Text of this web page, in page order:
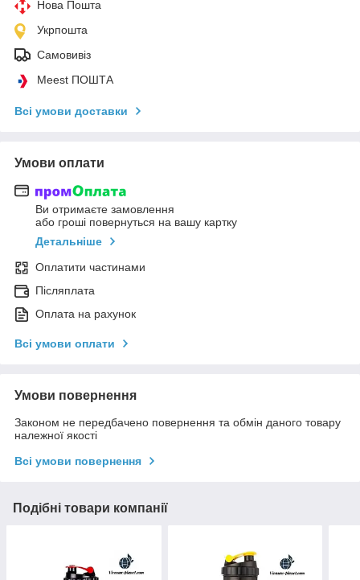
Нова Пошта
Укрпошта
Самовивіз
Meest ПОШТА
Всі умови доставки
Умови оплати
Ви отримаєте замовлення
або гроші повернуться на вашу картку
Детальніше
Оплатити частинами
Післяплата
Оплата на рахунок
Всі умови оплати
Умови повернення
Законом не передбачено повернення та обмін даного товару
належної якості
Всі умови повернення
Подібні товари компанії